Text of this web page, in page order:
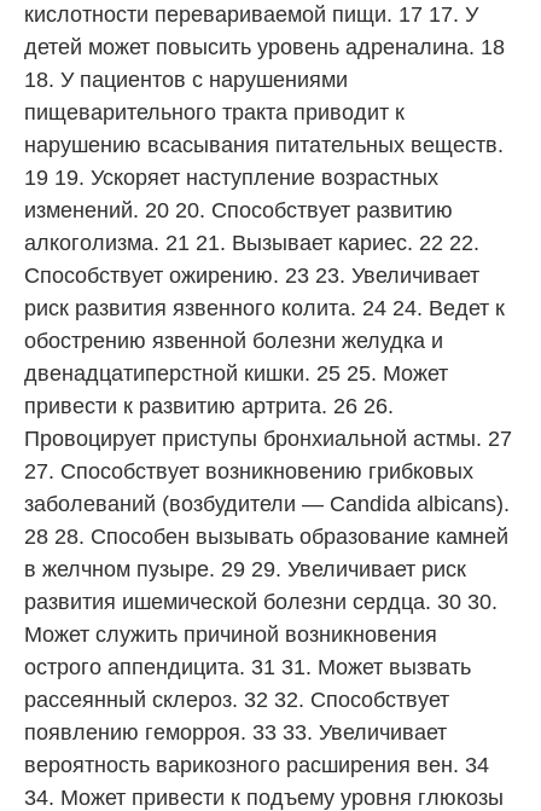
кислотности перевариваемой пищи. 17 17. У
детей может повысить уровень адреналина. 18
18. У пациентов с нарушениями
пищеварительного тракта приводит к
нарушению всасывания питательных веществ.
19 19. Ускоряет наступление возрастных
изменений. 20 20. Способствует развитию
алкоголизма. 21 21. Вызывает кариес. 22 22.
Способствует ожирению. 23 23. Увеличивает
риск развития язвенного колита. 24 24. Ведет к
обострению язвенной болезни желудка и
двенадцатиперстной кишки. 25 25. Может
привести к развитию артрита. 26 26.
Провоцирует приступы бронхиальной астмы. 27
27. Способствует возникновению грибковых
заболеваний (возбудители — Candida albicans).
28 28. Способен вызывать образование камней
в желчном пузыре. 29 29. Увеличивает риск
развития ишемической болезни сердца. 30 30.
Может служить причиной возникновения
острого аппендицита. 31 31. Может вызвать
рассеянный склероз. 32 32. Способствует
появлению геморроя. 33 33. Увеличивает
вероятность варикозного расширения вен. 34
34. Может привести к подъему уровня глюкозы